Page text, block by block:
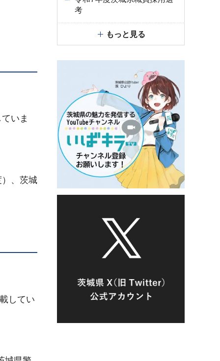
いま
、茨城
してい
考
もっと見る